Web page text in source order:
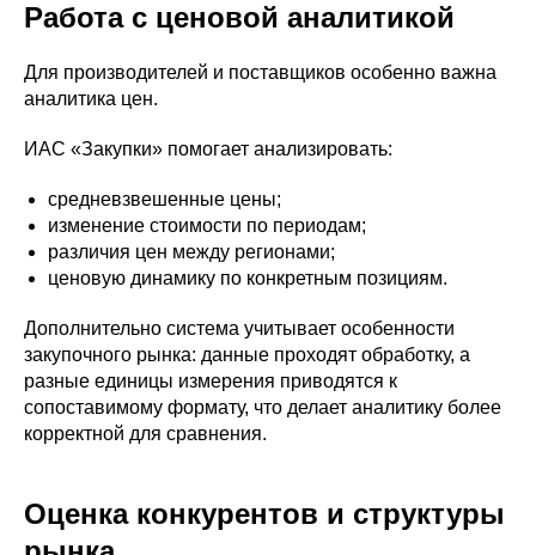
Работа с ценовой аналитикой
Для производителей и поставщиков особенно важна
аналитика цен.
ИАС «Закупки» помогает анализировать:
средневзвешенные цены;
изменение стоимости по периодам;
различия цен между регионами;
ценовую динамику по конкретным позициям.
Дополнительно система учитывает особенности
закупочного рынка: данные проходят обработку, а
разные единицы измерения приводятся к
сопоставимому формату, что делает аналитику более
корректной для сравнения.
Оценка конкурентов и структуры